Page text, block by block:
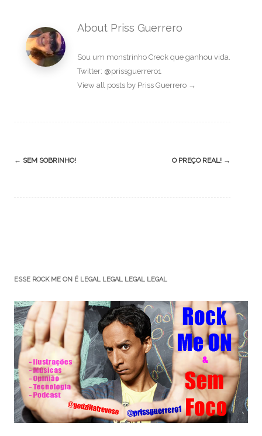
About Priss Guerrero
Sou um monstrinho Creck que ganhou vida.
Twitter: @prissguerrero1
View all posts by Priss Guerrero →
Post
← SEM SOBRINHO! O PREÇO REAL! →
ESSE ROCK ME ON É LEGAL LEGAL LEGAL LEGAL